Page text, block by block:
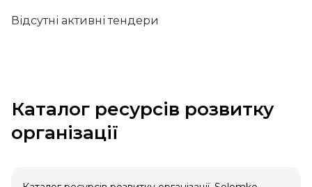
Відсутні активні тендери
Каталог ресурсів розвитку
організації